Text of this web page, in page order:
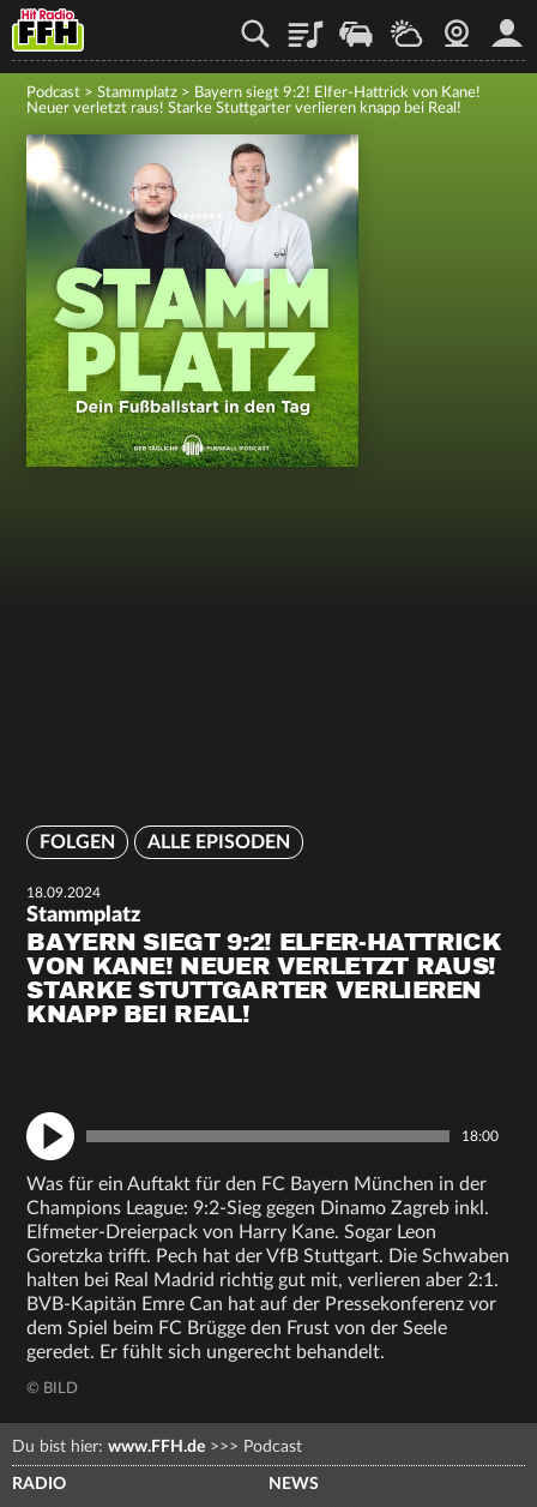
PlaylistStaupilotWetterWebcam
Podcast > Stammplatz > Bayern siegt 9:2! Elfer-Hattrick von Kane!
Neuer verletzt raus! Starke Stuttgarter verlieren knapp bei Real!
FOLGEN ALLE EPISODEN
18.09.2024
Stammplatz
BAYERN SIEGT 9:2! ELFER-HATTRICK
VON KANE! NEUER VERLETZT RAUS!
STARKE STUTTGARTER VERLIEREN
KNAPP BEI REAL!
18:00
Was für ein Auftakt für den FC Bayern München in der
Champions League: 9:2-Sieg gegen Dinamo Zagreb inkl.
Elfmeter-Dreierpack von Harry Kane. Sogar Leon
Goretzka trifft. Pech hat der VfB Stuttgart. Die Schwaben
halten bei Real Madrid richtig gut mit, verlieren aber 2:1.
BVB-Kapitän Emre Can hat auf der Pressekonferenz vor
dem Spiel beim FC Brügge den Frust von der Seele
geredet. Er fühlt sich ungerecht behandelt.
© BILD
Du bist hier: www.FFH.de >>> Podcast
RADIO NEWS